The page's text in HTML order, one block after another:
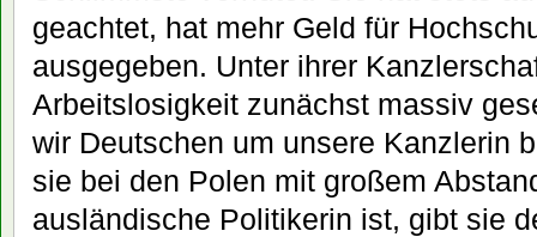
geachtet, hat mehr Geld für
ausgegeben. Unter ihrer
Arbeitslosigkeit zunächst massiv
wir Deutschen um unsere Kanzlerin
sie bei den Polen mit großem
ausländische Politikerin ist, gibt sie